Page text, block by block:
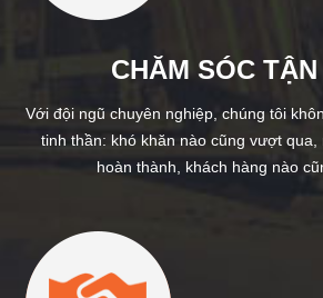
CHĂM SÓC
Với đội ngũ chuyên nghiệp, chúng tôi
tinh thần: khó khăn nào cũng vượt qua,
hoàn thành, khách hàng nào